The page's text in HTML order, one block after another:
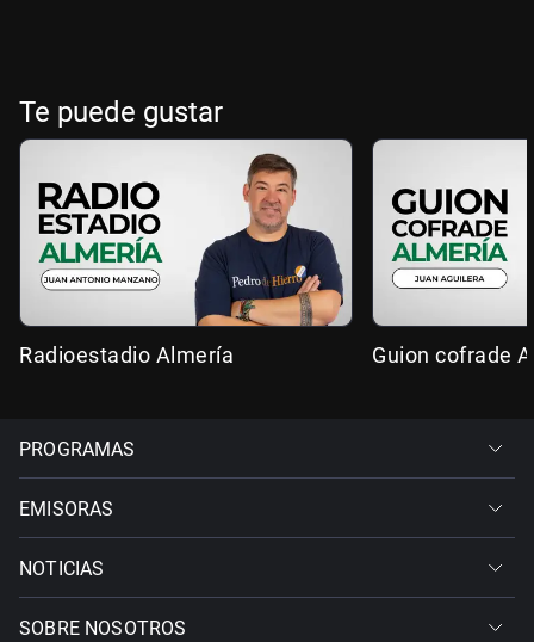
Te puede gustar
Radioestadio Almería Guion cofrade
PROGRAMAS
EMISORAS
NOTICIAS
SOBRE NOSOTROS